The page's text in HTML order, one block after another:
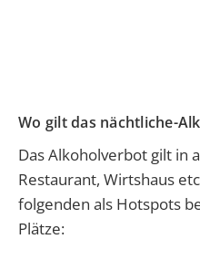
Wo gilt das nächtliche-
Das Alkoholverbot gilt in
Restaurant, Wirtshaus
folgenden als Hotspots
Plätze: